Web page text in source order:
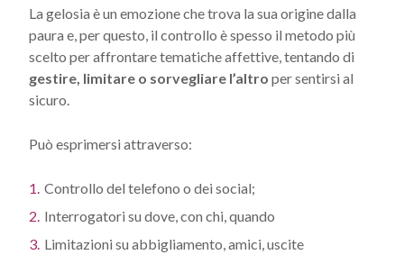
La gelosia è un emozione che trova la sua origine dalla
paura e, per questo, il controllo è spesso il metodo più
scelto per affrontare tematiche affettive, tentando di
gestire, limitare o sorvegliare l’altro per sentirsi al
sicuro.
Può esprimersi attraverso:
Controllo del telefono o dei social;
Interrogatori su dove, con chi, quando
Limitazioni su abbigliamento, amici, uscite